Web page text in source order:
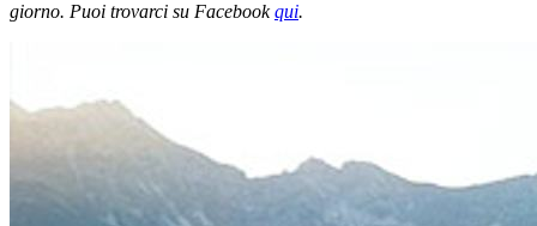
giorno. Puoi trovarci su Facebookqui.